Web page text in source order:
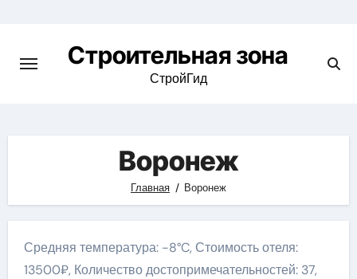
content
Строительная зона
СтройГид
Воронеж
Главная Воронеж
Средняя температура: -8°C, Стоимость отеля:
13500₽, Количество достопримечательностей: 37,